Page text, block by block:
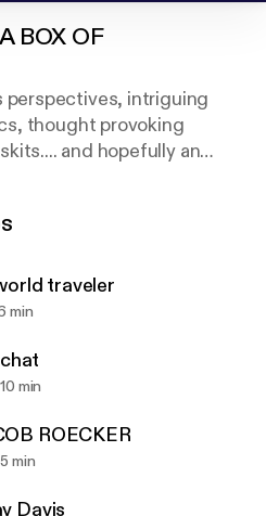
BOX OF
perspectives, intriguing
thought provoking
and hopefully an
traveler
min
min
ROECKER
min
Davis